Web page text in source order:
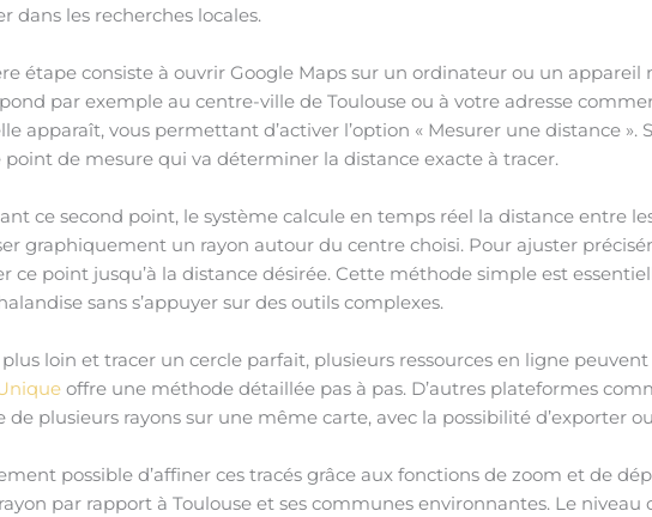
dans les recherches locales.
étape consiste à ouvrir Google Maps sur un ordinateur ou un
par exemple au centre-ville de Toulouse ou à votre adresse
apparaît, vous permettant d’activer l’option « Mesurer une distance
de mesure qui va déterminer la distance exacte à tracer.
ce second point, le système calcule en temps réel la distance entre
graphiquement un rayon autour du centre choisi. Pour ajuster
ce point jusqu’à la distance désirée. Cette méthode simple est
sans s’appuyer sur des outils complexes.
loin et tracer un cercle parfait, plusieurs ressources en ligne
offre une méthode détaillée pas à pas. D’autres plateformes
de plusieurs rayons sur une même carte, avec la possibilité d’exporter
possible d’affiner ces tracés grâce aux fonctions de zoom et de
par rapport à Toulouse et ses communes environnantes. Le